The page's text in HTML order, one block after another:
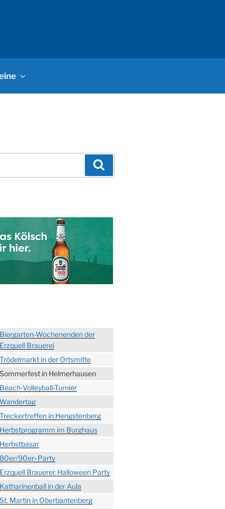
Wochenenden der
Brauerei
in der Ortsmitte
in Helmerhausen
Volleyball-Turnier
in Hengstenberg
im Burghaus
90er–Party
Brauerei: Halloween Party
in der Aula
Martin in Oberbantenberg